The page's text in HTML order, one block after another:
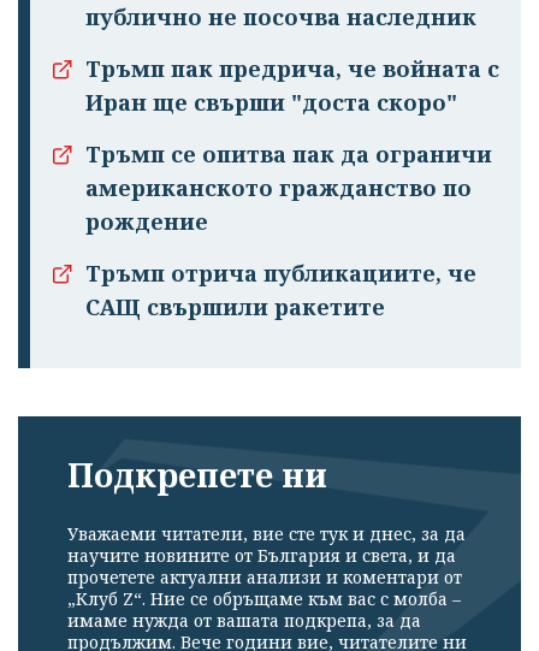
Успешно
излязохте от
профила си!
публично не посочва наследник
Тръмп пак предрича, че войната с
Иран ще свърши "доста скоро"
Тръмп се опитва пак да ограничи
американското гражданство по
рождение
Тръмп отрича публикациите, че
САЩ свършили ракетите
Подкрепете ни
Уважаеми читатели, вие сте тук и днес, за да
научите новините от България и света, и да
прочетете актуални анализи и коментари от
„Клуб Z“. Ние се обръщаме към вас с молба –
имаме нужда от вашата подкрепа, за да
продължим. Вече години вие, читателите ни